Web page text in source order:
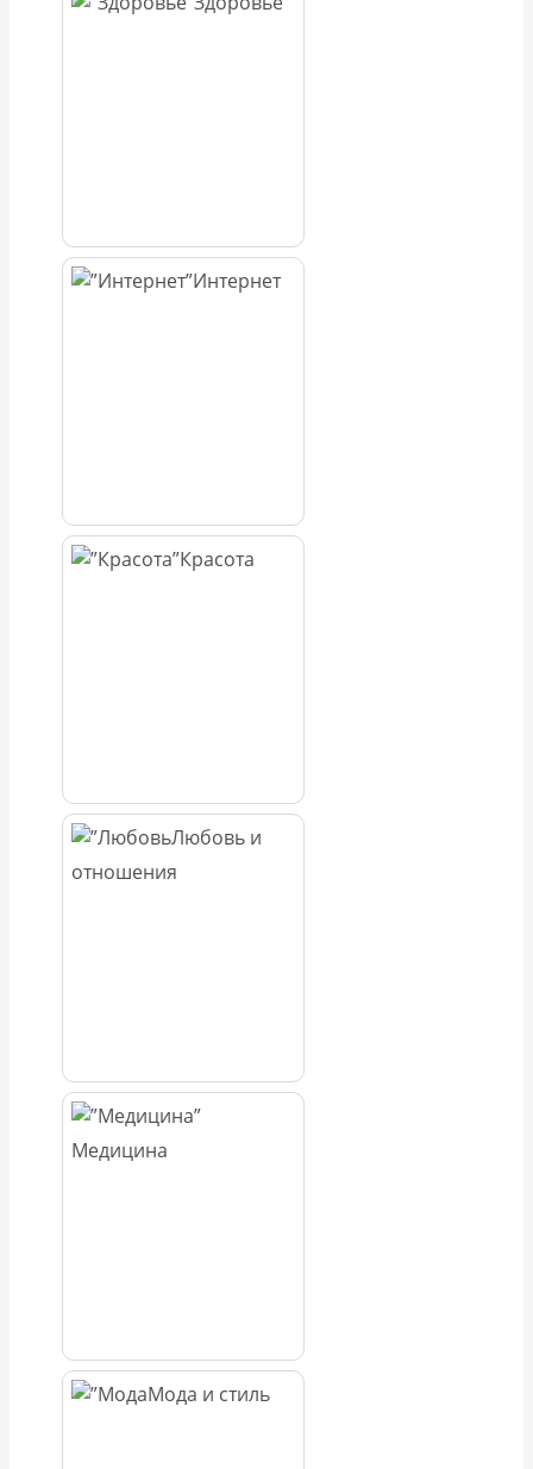
Интернет
Красота
Любовь и
отношения
Медицина
Мода и стиль